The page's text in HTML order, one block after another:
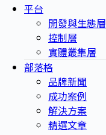
平台
開發與生態層
控制層
實體叢集層
部落格
品牌新聞
成功案例
解決方案
精選文章